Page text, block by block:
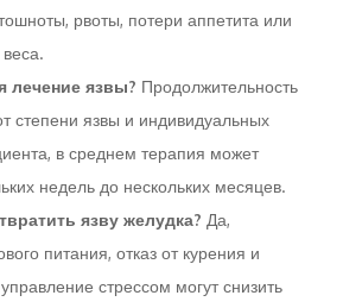
рвоты, потери аппетита или
лечение язвы? Продолжительность
степени язвы и индивидуальных
в среднем терапия может
недель до нескольких месяцев.
язву желудка? Да,
питания, отказ от курения и
стрессом могут снизить